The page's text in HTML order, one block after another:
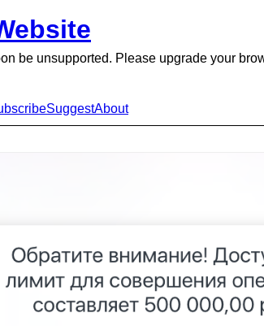
be unsupported. Please upgrade your
SuggestAbout